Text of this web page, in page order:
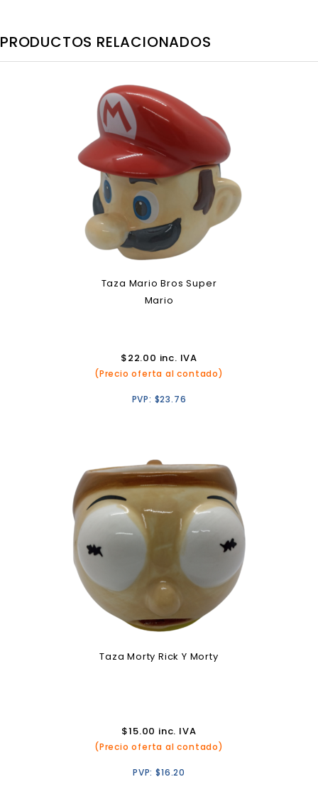
PRODUCTOS RELACIONADOS
Taza Mario Bros Super
Mario
$22.00 inc. IVA
(Precio oferta al contado)
PVP: $23.76
Taza Morty Rick Y Morty
$15.00 inc. IVA
(Precio oferta al contado)
PVP:$16.20